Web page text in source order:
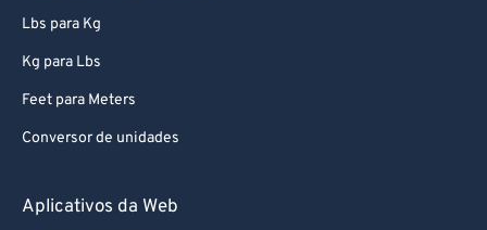
Lbs para Kg
Kg para Lbs
Feet para Meters
Conversor de unidades
Aplicativos da Web